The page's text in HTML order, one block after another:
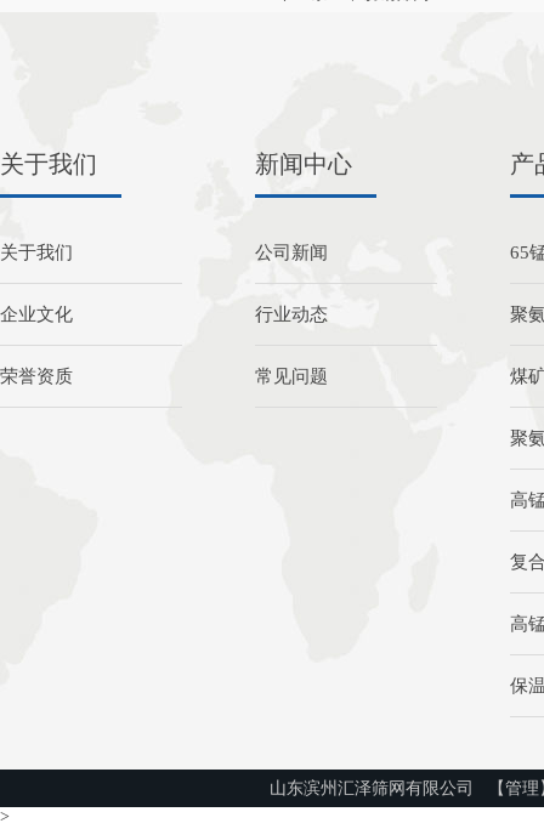
关于我们
关于我们
企业文化
荣誉资质
新闻中心
公司新闻
行业动态
常见问题
产
65
聚
煤
聚
高
复
高
保
山东滨州汇泽筛网有限公司
【管
>